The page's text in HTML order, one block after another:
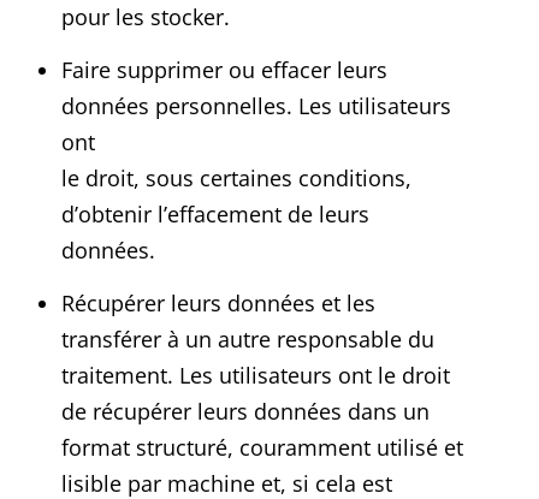
pour les stocker.
Faire supprimer ou effacer leurs
données personnelles. Les utilisateurs
ont
le droit, sous certaines conditions,
d’obtenir l’effacement de leurs
données.
Récupérer leurs données et les
transférer à un autre responsable du
traitement. Les utilisateurs ont le droit
de récupérer leurs données dans un
format structuré, couramment utilisé et
lisible par machine et, si cela est